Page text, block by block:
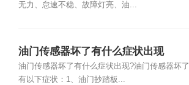
无力、怠速不稳、故障灯亮、油...
油门传感器坏了有什么症状出现
油门传感器坏了有什么症状出现?油门传感器坏了
有以下症状：1、油门抄踏板...